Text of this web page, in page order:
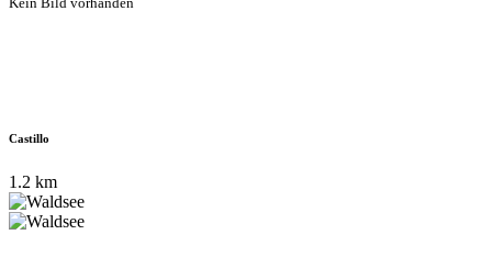
Castillo
1.2 km